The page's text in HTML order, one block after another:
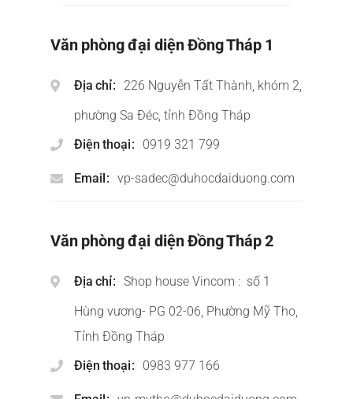
Văn phòng đại diện Đồng Tháp 1
Địa chỉ
226 Nguyễn Tất Thành, khóm 2,
phường Sa Đéc, tỉnh Đồng Tháp
Điện thoại
0919 321 799
Email vp-sadec@duhocdaiduong.com
Văn phòng đại diện Đồng Tháp 2
Địa chỉ
Shop house Vincom : số 1
Hùng vương- PG 02-06, Phường Mỹ Tho,
Tỉnh Đồng Tháp
Điện thoại
0983 977 166